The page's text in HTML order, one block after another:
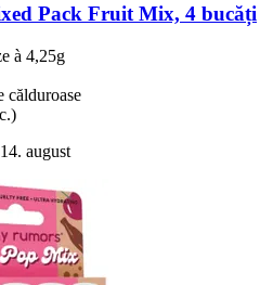
Pack Fruit Mix, 4 bucăți
à 4,25g
călduroase
august